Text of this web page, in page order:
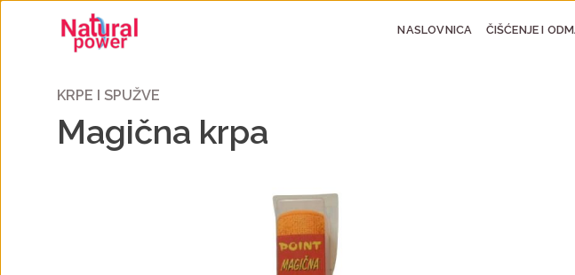
NASLOVNICA ČIŠĆENJE I
KRPE I SPUŽVE
Magična krpa